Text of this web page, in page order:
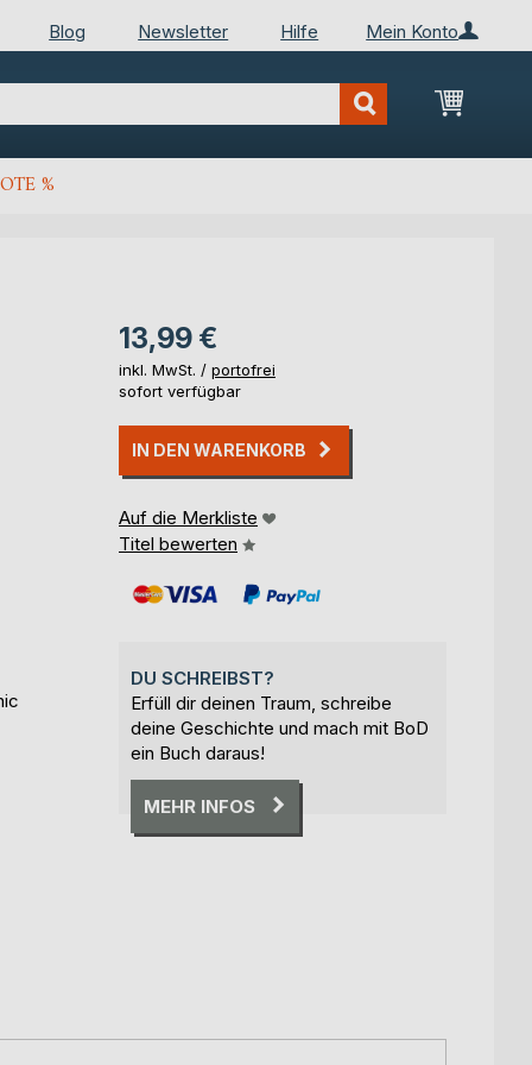
Mein Konto
Blog Newsletter Hilfe
Mein
%
13,99 €
inkl. MwSt. / portofrei
sofort verfügbar
IN DEN WARENKORB
Auf die Merkliste
Titel bewerten
DU SCHREIBST?
Erfüll dir deinen Traum, schreibe
deine Geschichte und mach mit BoD
ein Buch daraus!
MEHR INFOS